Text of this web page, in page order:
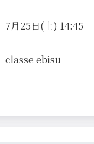
7月25日(土) 14:45
classe ebisu